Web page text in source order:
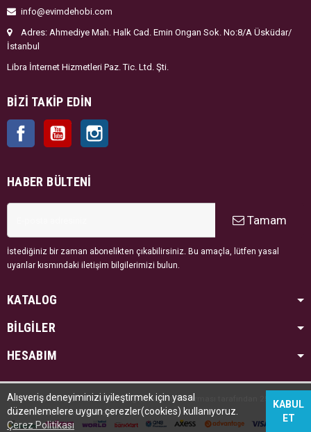
info@evimdehobi.com
Adres: Ahmediye Mah. Halk Cad. Emin Ongan Sok. No:8/A Üsküdar/
İstanbul
Libra İnternet Hizmetleri Paz. Tic. Ltd. Şti.
BIZI TAKIP EDIN
Facebook YouTube
HABER BÜLTENI
Tamam
İstediğiniz bir zaman abonelikten çıkabilirsiniz. Bu amaçla, lütfen yasal
uyarılar kısmındaki iletişim bilgilerimizi bulun.
KATALOG
BİLGİLER
HESABIM
Tüm hakları saklıdır. Kredi kartı bilgileriniz PayTR firması tarafından 256bit SSL
sertifikası ile korunmaktadır.
Alışveriş deneyiminizi iyileştirmek için yasal
düzenlemelere uygun çerezler(cookies) kullanıyoruz.
Çerez Politikası
KABUL
ET